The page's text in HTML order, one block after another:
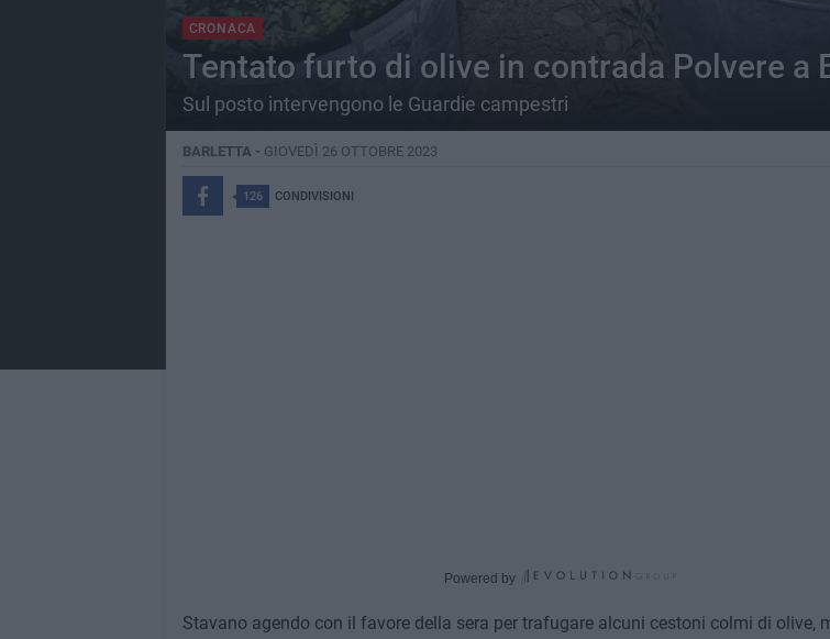
CRONACA
Tentato furto di olive in contrada Polvere a
Sul posto intervengono le Guardie campestri
BARLETTA - GIOVEDÌ 26 OTTOBRE 2023
126 CONDIVISIONI
Powered by
Stavano agendo con il favore della sera per trafugare alcuni cestoni colmi di olive,